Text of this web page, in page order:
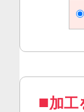
加工